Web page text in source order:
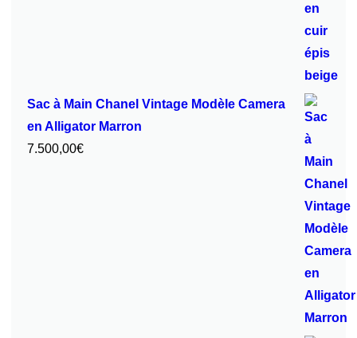
Sac à Main Chanel Vintage Modèle Camera
en Alligator Marron
7.500,00€